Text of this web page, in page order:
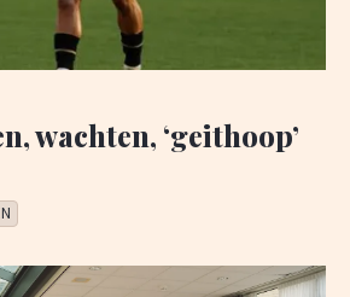
wachten, ‘geithoop’